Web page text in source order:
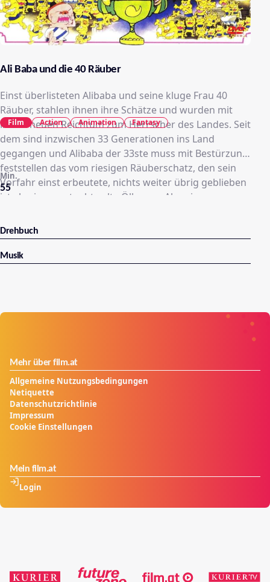
Ali Baba und die 40 Räuber
Einst überlisteten Alibaba und seine kluge Frau 40
Räuber, stahlen ihnen ihre Schätze und wurden mit
ihrem neuen Reichtum zum Herrscher des Landes. Seit
dem sind inzwischen 33 Generationen ins Land
gegangen und Alibaba der 33ste muss mit Bestürzung
feststellen das vom riesigen Räuberschatz, den sein
Vorfahr einst erbeutete, nichts weiter übrig geblieben
ist als eine verstaubte alte Öllampe. Als sein
einmal ein mächtiger Dschinn der ihm alle Wünsche
erfüllen kann, allerdings leider furchtbare Angst vor
Katzen hat. Kurzerhand lässt Alibaba der 33ste, der
jenes Räuberhauptmanns den Alibaba einst den
55
Min.
Film Action Animation Fantasy
Drehbuch
Musik
Mehr über film.at
Allgemeine Nutzungsbedingungen
Netiquette
Datenschutzrichtlinie
Impressum
Cookie Einstellungen
Mein film.at
Login